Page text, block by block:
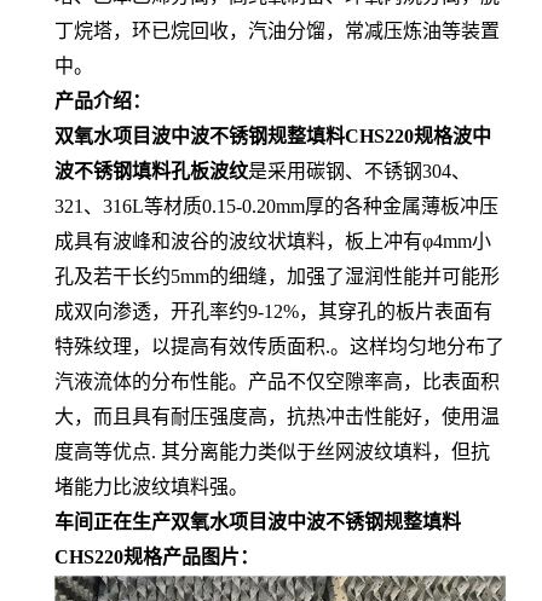
丁烷塔，环已烷回收，汽油分馏，常减压炼油等装置
中。
产品介绍：
双氧水项目波中波不锈钢规整填料CHS220规格波中
波不锈钢填料孔板波纹是采用碳钢、不锈钢304、
321、316L等材质0.15-0.20mm厚的各种金属薄板冲压
成具有波峰和波谷的波纹状填料，板上冲有φ4mm小
孔及若干长约5mm的细缝，加强了湿润性能并可能形
成双向渗透，开孔率约9-12%，其穿孔的板片表面有
特殊纹理，以提高有效传质面积.。这样均匀地分布了
汽液流体的分布性能。产品不仅空隙率高，比表面积
大，而且具有耐压强度高，抗热冲击性能好，使用温
度高等优点. 其分离能力类似于丝网波纹填料，但抗
堵能力比波纹填料强。
车间正在生产双氧水项目波中波不锈钢规整填料
CHS220规格产品图片：